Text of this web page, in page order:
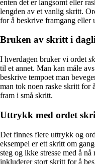
enten det er langsomt eller
lengden av et vanlig skritt.
for å beskrive framgang eller
Bruken av skritt i
I hverdagen bruker vi ordet
til et annet. Man kan måle
beskrive tempoet man
man tok noen raske skritt for
fram i små skritt.
Uttrykk med ordet
Det finnes flere uttrykk og
eksempel er ett skritt om
steg og ikke stresse med å
inkluderer stort skritt for å